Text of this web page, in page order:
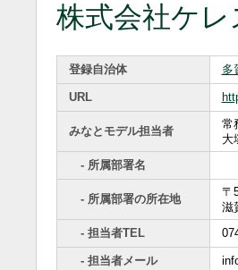
株式会社ケ
登録自治体 多
URL
みなとモデル担当者
常
大
- 所属部署名
- 所属部署の所在地
〒
滋
- 担当者TEL
- 担当者メール